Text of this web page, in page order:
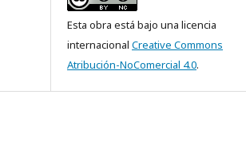
Esta obra está bajo una licencia
internacional Creative Commons
Atribución-NoComercial 4.0.